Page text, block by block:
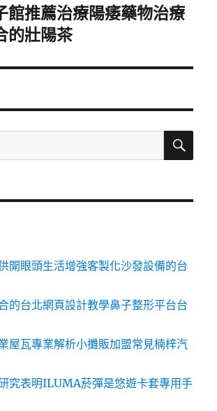
館推薦治療陽痿藥物治療
的壯陽茶
搜
開眼頭生活增強客製化沙發設備的台
的台北網頁設計教學鼻子整形平台台
屋瓦專業解析小攤販加盟常見楠梓汽
究表明ILUMA菸彈是悠遊卡套專用手